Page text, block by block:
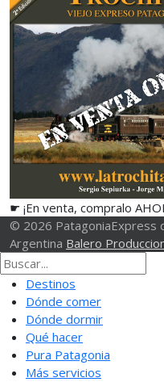
☛ ¡En venta, compralo
© 2026 PatagoniaExpress
Argentina Balero
Destinos
Dónde comer
Dónde dormir
Qué hacer
Pura Patagonia
Más servicios